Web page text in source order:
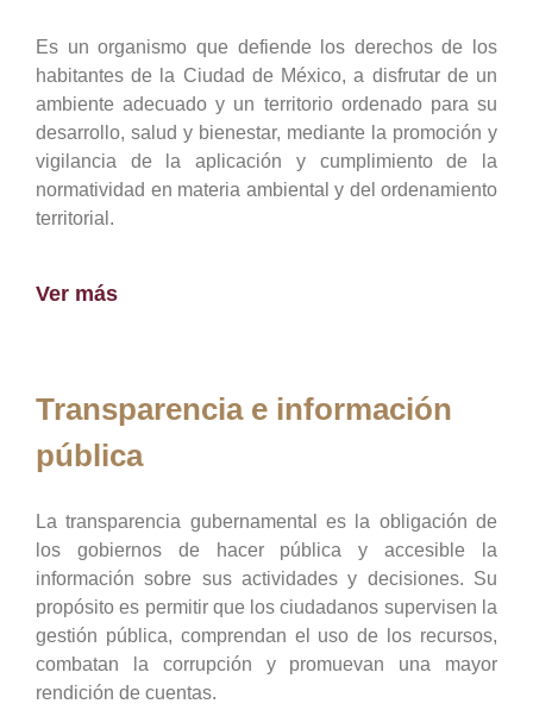
Es un organismo que defiende los derechos de los
habitantes de la Ciudad de México, a disfrutar de un
ambiente adecuado y un territorio ordenado para su
desarrollo, salud y bienestar, mediante la promoción y
vigilancia de la aplicación y cumplimiento de la
normatividad en materia ambiental y del ordenamiento
territorial.
Ver más
Transparencia e información
pública
La transparencia gubernamental es la obligación de
los gobiernos de hacer pública y accesible la
información sobre sus actividades y decisiones. Su
propósito es permitir que los ciudadanos supervisen la
gestión pública, comprendan el uso de los recursos,
combatan la corrupción y promuevan una mayor
rendición de cuentas.